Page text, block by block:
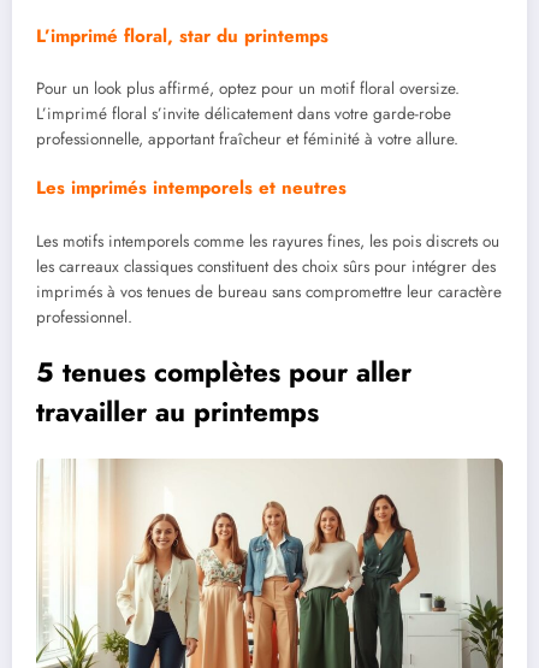
L’imprimé floral, star du printemps
Pour un look plus affirmé, optez pour un motif floral oversize.
L’imprimé floral s’invite délicatement dans votre garde-robe
professionnelle, apportant fraîcheur et féminité à votre allure.
Les imprimés intemporels et neutres
Les motifs intemporels comme les rayures fines, les pois discrets ou
les carreaux classiques constituent des choix sûrs pour intégrer des
imprimés à vos tenues de bureau sans compromettre leur caractère
professionnel.
5 tenues complètes pour aller
travailler au printemps